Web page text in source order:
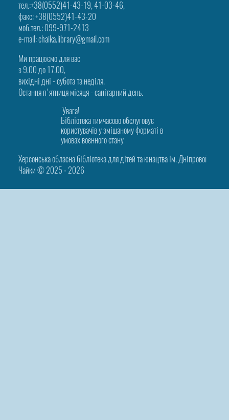
тел.:+38(0552)41-43-19, 41-03-46,
факс: +38(0552)41-43-20
моб.тел.: 099-971-2413
e-mail: chaika.library@gmail.com
Ми працюємо для вас
з 9.00 до 17.00,
вихідні дні - субота та неділя.
Остання п'ятниця місяця - санітарний день.
Увага!
Бібліотека тимчасово обслуговує
користувачів у змішаному форматі в
умовах воєнного стану
Херсонська обласна бібліотека для дітей та юнацтва ім. Дніпрової
Чайки © 2025 ‑ 2026